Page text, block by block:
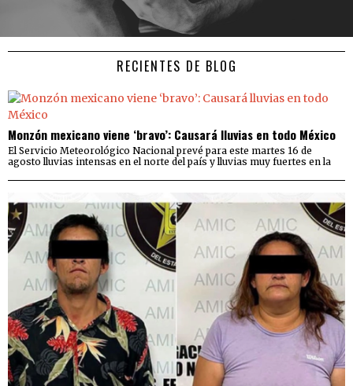
RECIENTES DE BLOG
Monzón mexicano viene ‘bravo’: Causará lluvias en todo México
El Servicio Meteorológico Nacional prevé para este martes 16 de
agosto lluvias intensas en el norte del país y lluvias muy fuertes en la